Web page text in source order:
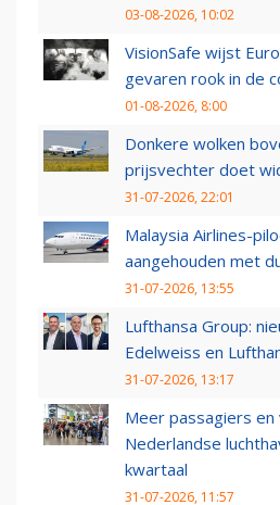
03-08-2026, 10:02
VisionSafe wijst
gevaren rook in de
01-08-2026, 8:00
Donkere wolken
prijsvechter doet
31-07-2026, 22:01
Malaysia Airlines-
aangehouden met
31-07-2026, 13:55
Lufthansa Group:
Edelweiss en
31-07-2026, 13:17
Meer passagiers en
Nederlandse
kwartaal
31-07-2026, 11:57